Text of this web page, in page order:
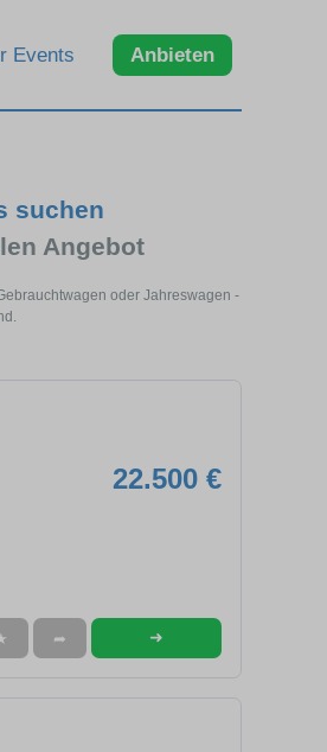
Events Anbieten
suchen
Angebot
oder Jahreswagen -
22.500 €
➦ ➜